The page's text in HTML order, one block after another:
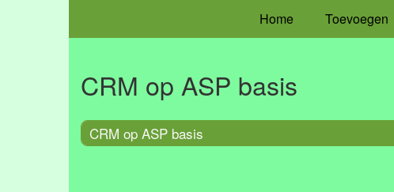
Home Toevoegen
CRM op ASP basis
CRM op ASP basis